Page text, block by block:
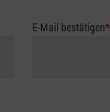
E-Mail bestätigen*